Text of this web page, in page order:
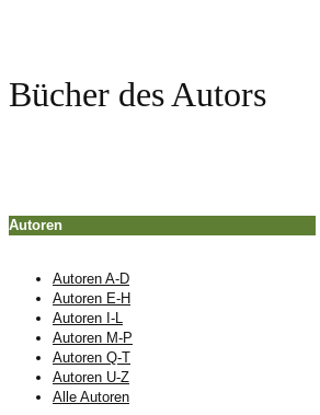
Bücher des Autors
Autoren
Autoren A-D
Autoren E-H
Autoren I-L
Autoren M-P
Autoren Q-T
Autoren U-Z
Alle Autoren